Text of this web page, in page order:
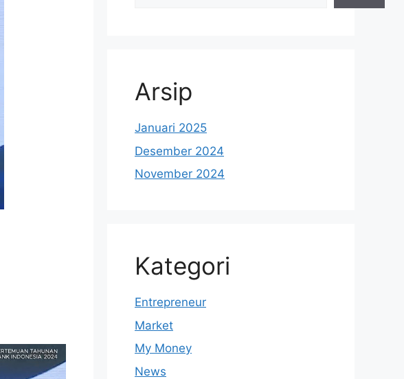
Arsip
Januari 2025
Desember 2024
November 2024
Kategori
Entrepreneur
Market
My Money
News